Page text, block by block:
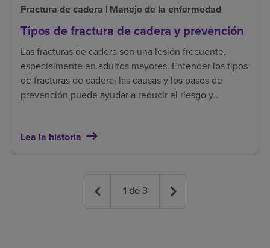
Fractura de cadera | Manejo de la enfermedad
Tipos de fractura de cadera y prevención
Las fracturas de cadera son una lesión frecuente,
especialmente en adultos mayores. Entender los tipos
de fracturas de cadera, las causas y los pasos de
prevención puede ayudar a reducir el riesgo y
Lea la historia
1 de 3